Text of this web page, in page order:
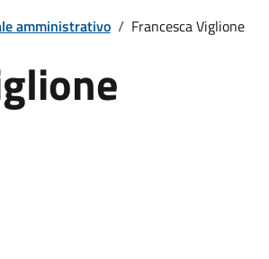
amministrativo / Francesca Viglione